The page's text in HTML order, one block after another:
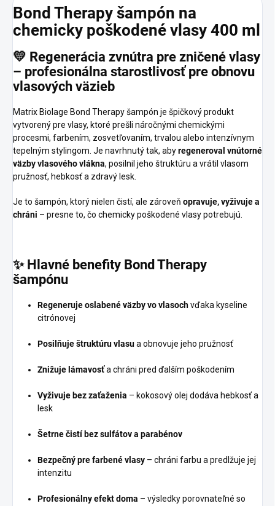
Bond Therapy šampón na
chemicky poškodené vlasy 400 ml
💛 Regenerácia zvnútra pre zničené vlasy
– profesionálna starostlivosť pre obnovu
vlasových väzieb
Matrix Biolage Bond Therapy šampón je špičkový produkt
vytvorený pre vlasy, ktoré prešli náročnými chemickými
procesmi, farbením, zosvetľovaním, trvalou alebo intenzívnym
tepelným stylingom. Je navrhnutý tak, abyregeneroval vnútorné
väzby vlasového vlákna, posilnil jeho štruktúru a vrátil vlasom
pružnosť, hebkosť a zdravý lesk.
Je to šampón, ktorý nielen čistí, ale zároveň opravuje, vyživuje a
chráni – presne to, čo chemicky poškodené vlasy potrebujú.
✨ Hlavné benefity Bond Therapy
šampónu
Regeneruje oslabené väzby vo vlasochvďaka kyseline
citrónovej
Posilňuje štruktúru vlasua obnovuje jeho pružnosť
Znižuje lámavosťa chráni pred ďalším poškodením
Vyživuje bez zaťaženia – kokosový olej dodáva hebkosť a
lesk
Šetrne čistí bez sulfátov a parabénov
Bezpečný pre farbené vlasy – chráni farbu a predlžuje jej
intenzitu
Profesionálny efekt doma – výsledky porovnateľné so